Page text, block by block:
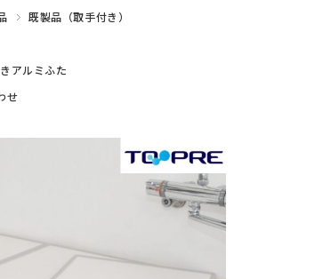
既製品（取手付き）
アルミふた
せ